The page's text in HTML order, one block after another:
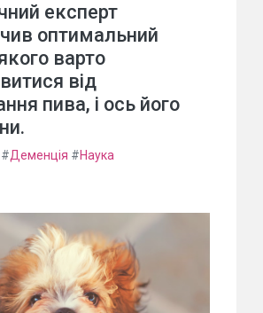
експерт
оптимальний
варто
від
пива, і ось його
#Деменція #Наука